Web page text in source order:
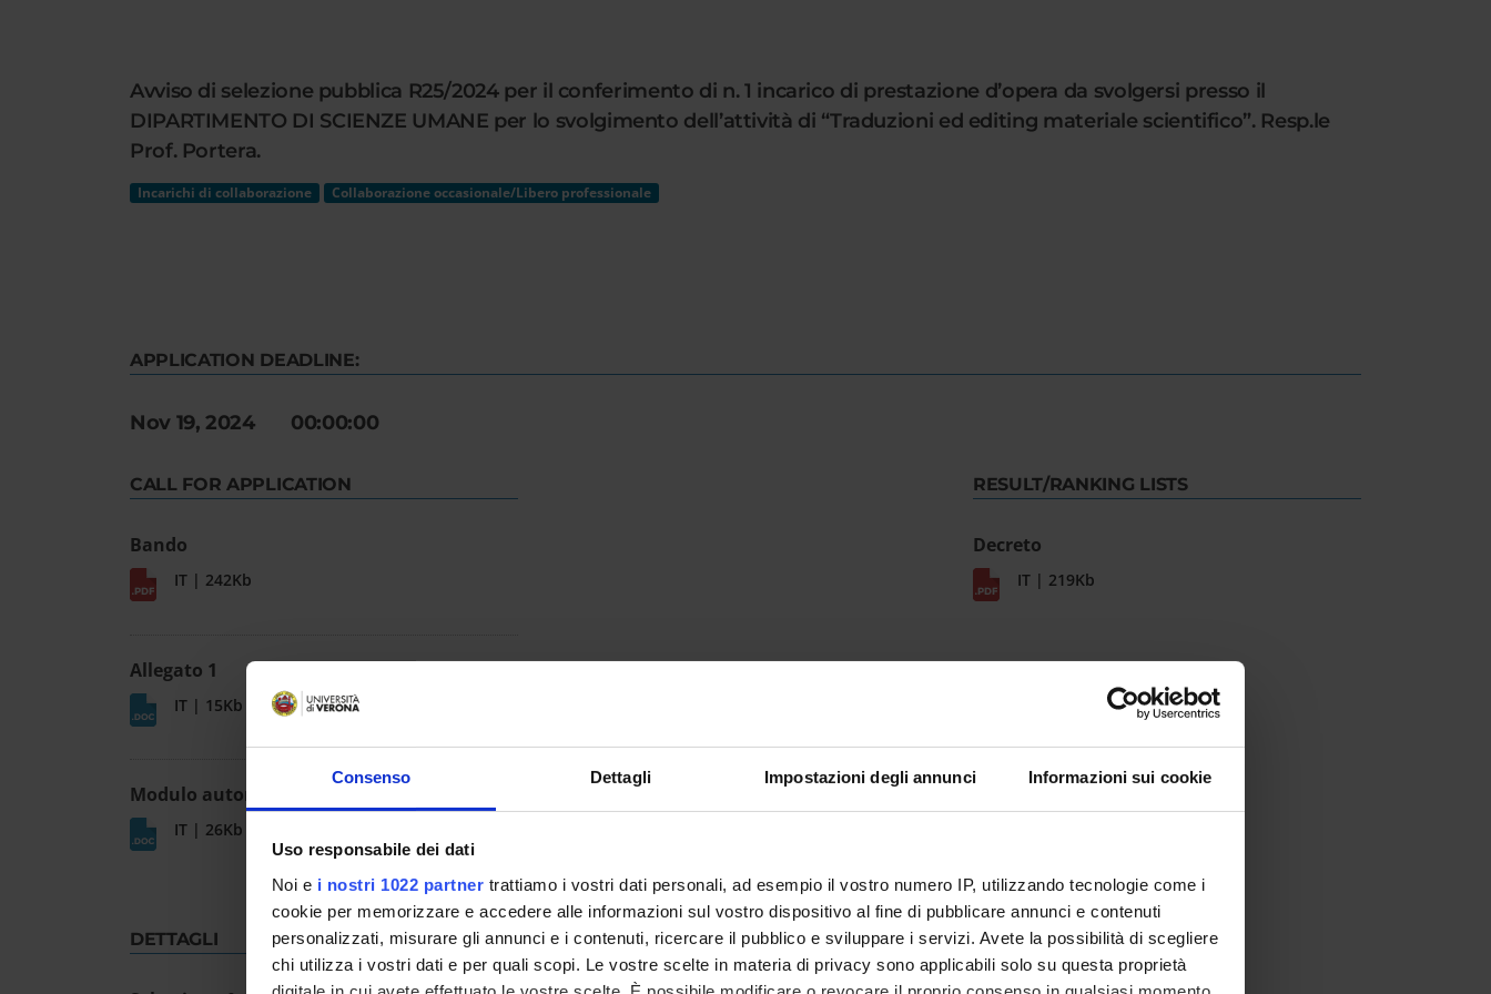
Consenso Dettagli Impostazioni degli annunci Informazioni sui cookie
Uso responsabile dei dati
Noi e i nostri 1022 partner trattiamo i vostri dati personali, ad esempio il vostro numero IP, utilizzando tecnologie come i
cookie per memorizzare e accedere alle informazioni sul vostro dispositivo al fine di pubblicare annunci e contenuti
personalizzati, misurare gli annunci e i contenuti, ricercare il pubblico e sviluppare i servizi. Avete la possibilità di scegliere
chi utilizza i vostri dati e per quali scopi. Le vostre scelte in materia di privacy sono applicabili solo su questa proprietà
Avviso di selezione pubblica R25/2024 per il conferimento di n. 1 incarico di prestazione d’opera da svolgersi presso il
DIPARTIMENTO DI SCIENZE UMANE per lo svolgimento dell’attività di “Traduzioni ed editing materiale scientifico”. Resp.le
Prof. Portera.
Incarichi di collaborazione Collaborazione occasionale/Libero professionale
APPLICATION DEADLINE:
Nov 19, 2024 00:00:00
CALL FOR APPLICATION
Bando
IT | 242Kb
Allegato 1
IT | 15Kb
Modulo autorizzazione assegnisti
IT | 26Kb
DETTAGLI
RESULT/RANKING LISTS
Decreto
IT | 219Kb